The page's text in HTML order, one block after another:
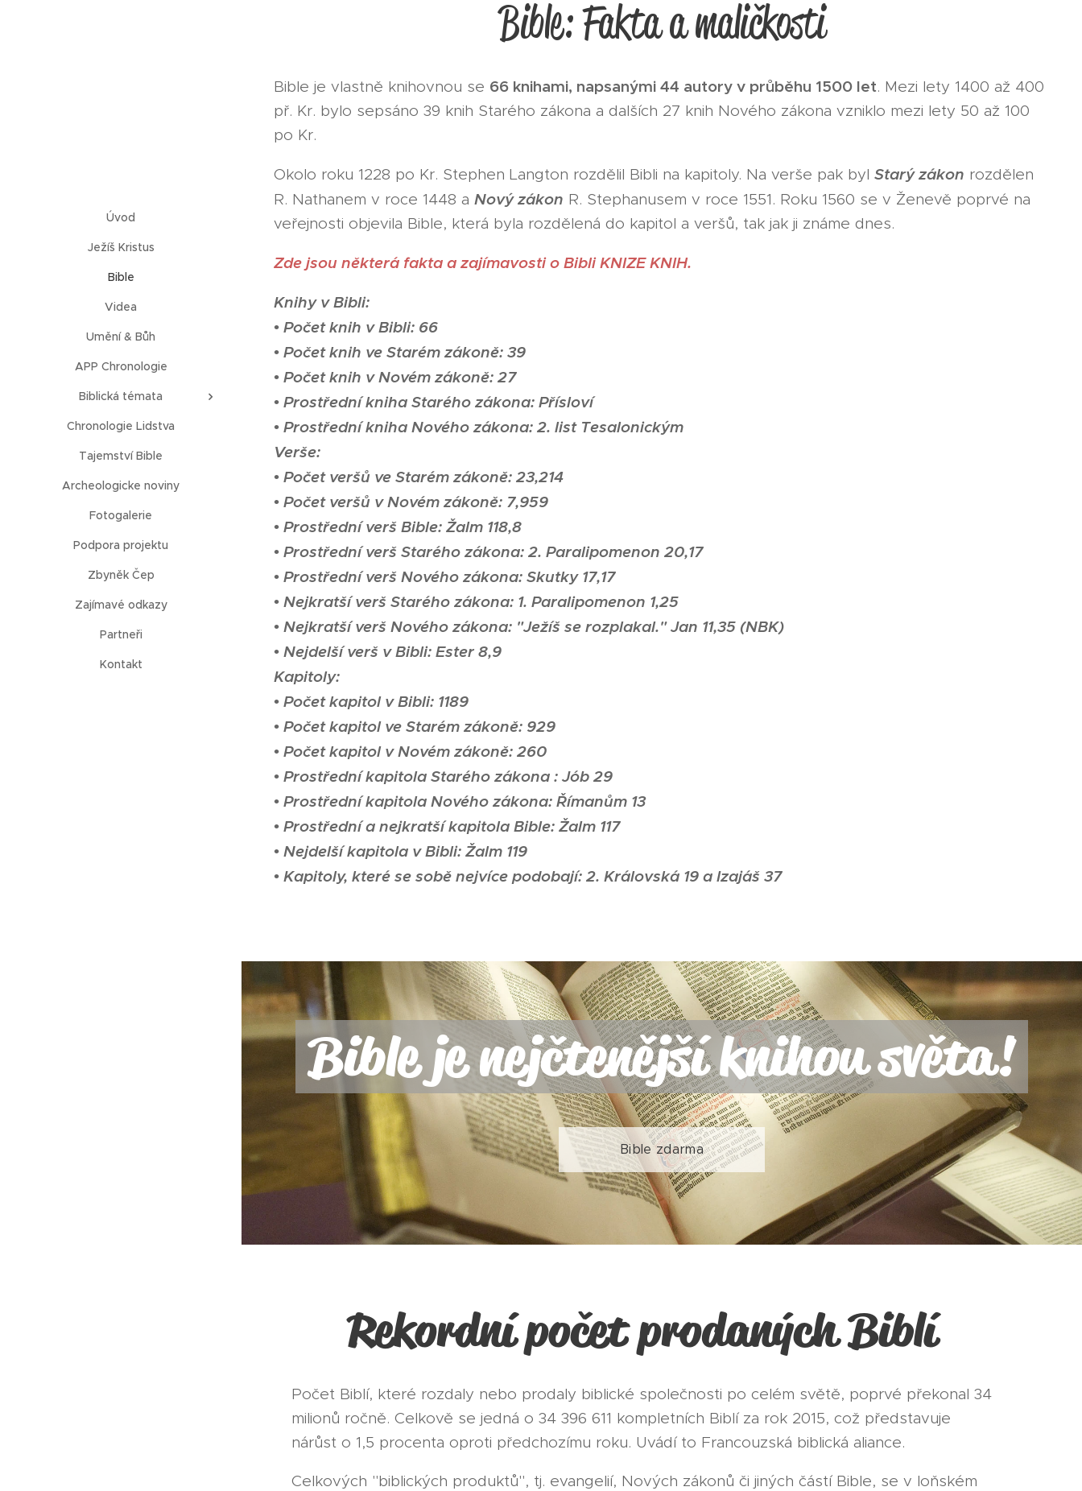
Úvod
Ježíš Kristus
Bible
Videa
Umění & Bůh
APP Chronologie
Biblická témata
Chronologie Lidstva
Tajemství Bible
Archeologicke noviny
Fotogalerie
Podpora projektu
Zbyněk Čep
Zajímavé odkazy
Partneři
Kontakt
Bible: Fakta a maličkosti
Bible je vlastně knihovnou se 66 knihami, napsanými 44 autory v průběhu 1500 let. Mezi lety 1400 až 400
př. Kr. bylo sepsáno 39 knih Starého zákona a dalších 27 knih Nového zákona vzniklo mezi lety 50 až 100
po Kr.
Okolo roku 1228 po Kr. Stephen Langton rozdělil Bibli na kapitoly. Na verše pak byl Starý zákon rozdělen
R. Nathanem v roce 1448 a Nový zákon R. Stephanusem v roce 1551. Roku 1560 se v Ženevě poprvé na
veřejnosti objevila Bible, která byla rozdělená do kapitol a veršů, tak jak ji známe dnes.
Zde jsou některá fakta a zajímavosti o Bibli KNIZE KNIH.
Knihy v Bibli:
• Počet knih v Bibli: 66
• Počet knih ve Starém zákoně: 39
• Počet knih v Novém zákoně: 27
• Prostřední kniha Starého zákona: Přísloví
• Prostřední kniha Nového zákona: 2. list Tesalonickým
Verše:
• Počet veršů ve Starém zákoně: 23,214
• Počet veršů v Novém zákoně: 7,959
• Prostřední verš Bible: Žalm 118,8
• Prostřední verš Starého zákona: 2. Paralipomenon 20,17
• Prostřední verš Nového zákona: Skutky 17,17
• Nejkratší verš Starého zákona: 1. Paralipomenon 1,25
• Nejkratší verš Nového zákona: "Ježíš se rozplakal." Jan 11,35 (NBK)
• Nejdelší verš v Bibli: Ester 8,9
Kapitoly:
• Počet kapitol v Bibli: 1189
• Počet kapitol ve Starém zákoně: 929
• Počet kapitol v Novém zákoně: 260
• Prostřední kapitola Starého zákona : Jób 29
• Prostřední kapitola Nového zákona: Římanům 13
• Prostřední a nejkratší kapitola Bible: Žalm 117
• Nejdelší kapitola v Bibli: Žalm 119
• Kapitoly, které se sobě nejvíce podobají: 2. Královská 19 a Izajáš 37
Bible je nejčtenější knihou světa!
Bible zdarma
Rekordní počet prodaných Biblí
Počet Biblí, které rozdaly nebo prodaly biblické společnosti po celém světě, poprvé překonal 34
milionů ročně. Celkově se jedná o 34 396 611 kompletních Biblí za rok 2015, což představuje
nárůst o 1,5 procenta oproti předchozímu roku. Uvádí to Francouzská biblická aliance.
Celkových "biblických produktů", tj. evangelií, Nových zákonů či jiných částí Bible, se v loňském